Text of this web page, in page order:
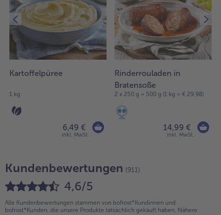
Kartoffelpüree
1 kg
6,49 €
inkl. MwSt.
Rinderrouladen in
Bratensoße
2 x 250 g = 500 g (1 kg = € 29,98)
14,99 €
inkl. MwSt.
Kundenbewertungen (911)
4,6/5
Alle Kundenbewertungen stammen von bofrost*Kundinnen und
bofrost*Kunden, die unsere Produkte tatsächlich gekauft haben. Nähere